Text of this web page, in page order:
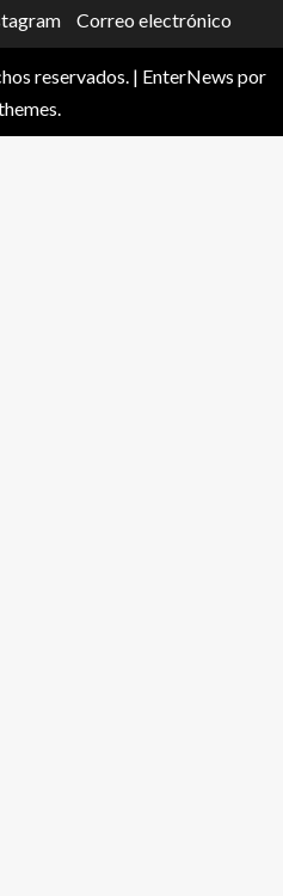
Correo electrónico
reservados. | EnterNews por